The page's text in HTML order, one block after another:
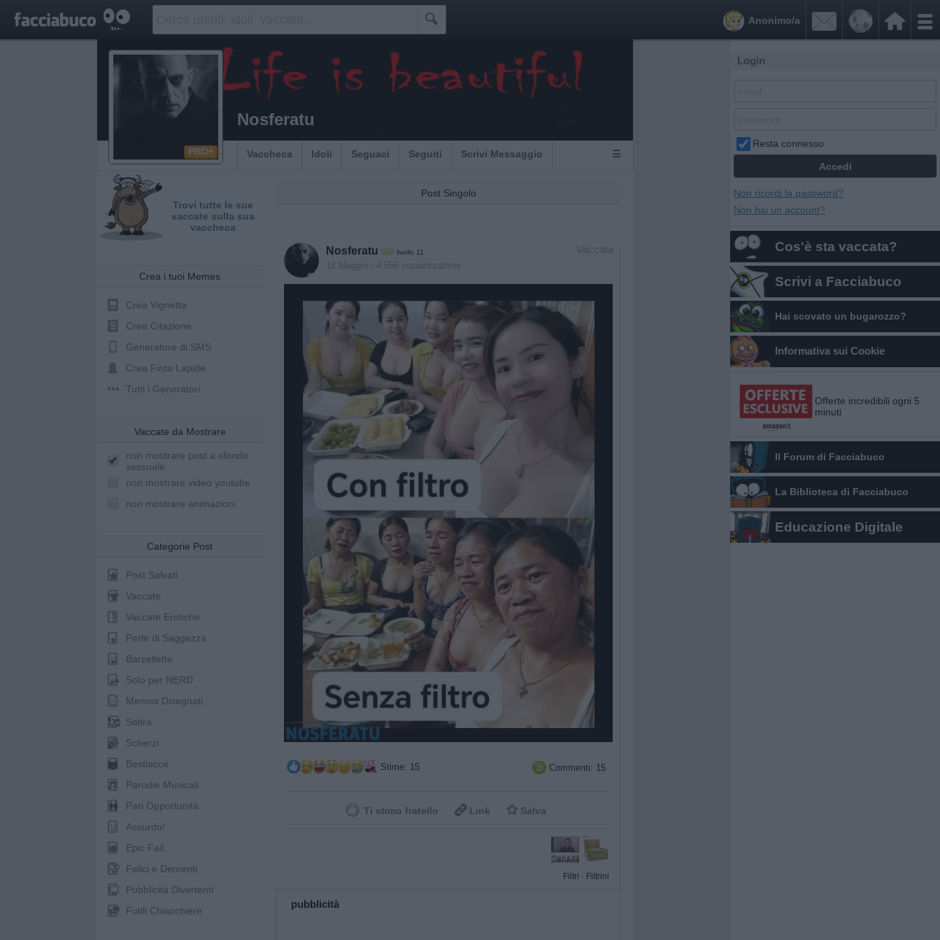
 

Anonimo/a
Nosferatu
Vaccheca Idoli Seguaci Seguiti Scrivi Messaggio ☰
Trovi tutte le sue
vaccate sulla sua
vaccheca
Crea i tuoi Memes
Crea Vignetta
Crea Citazione
Generatore di SMS
Crea Finta Lapide
Tutti i Generatori
Vaccate da Mostrare
non mostrare post a sfondo
sessuale
non mostrare video youtube
non mostrare animazioni
Categorie Post
Post Salvati
Vaccate
Vaccate Erotiche
Perle di Saggezza
Barzellette
Solo per NERD
Memes Disegnati
Satira
Scherzi
Bestiacce
Parodie Musicali
Pari Opportunità
Assurdo!
Epic Fail
Felici e Dementi
Pubblicità Divertenti
Futili Chiacchiere
Post Singolo
Vaccata
Nosferatu livello 11
12 Maggio - 4.556 visualizzazioni
Stime: 15  Commenti: 15
Ti stimo fratello  Link  Salva
Filtri · Filtrini
pubblicità
Login
Resta connesso
Non ricordi la password?
Non hai un account?
Cos'è sta vaccata?
Scrivi a Facciabuco
Hai scovato un bugarozzo?
Informativa sui Cookie
Offerte incredibili ogni 5
minuti
Il Forum di Facciabuco
La Biblioteca di Facciabuco
Educazione Digitale